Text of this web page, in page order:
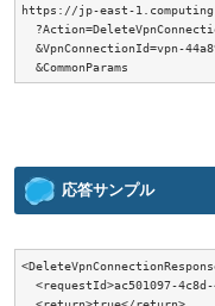
https://jp-east-
&VpnConnectionId=vpn-
応答サンプル
<requestId>ac501097-